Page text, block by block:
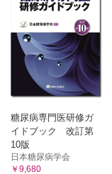
糖尿病専門医研修ガ
イドブック 改訂第
10版
日本糖尿病学会
￥9,680